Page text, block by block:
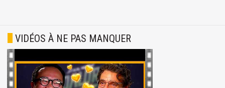
VIDÉOS À NE PAS MANQUER